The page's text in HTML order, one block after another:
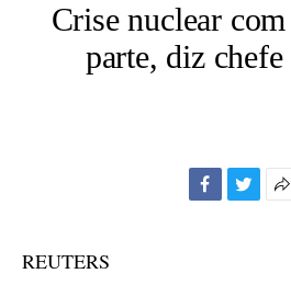
Crise nuclear
parte, diz
REUTERS